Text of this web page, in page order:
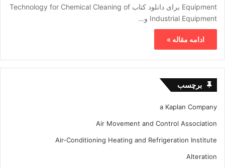
Equipment برای دانلود کتاب Technology for Chemical Cleaning of
Industrial Equipment و…
ادامه مقاله »
برچسب
a Kaplan Company
Air Movement and Control Association
Air-Conditioning Heating and Refrigeration Institute
Alteration